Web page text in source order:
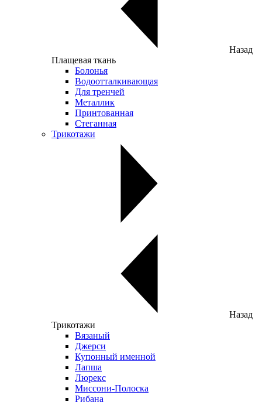
Назад
Плащевая ткань
Болонья
Водоотталкивающая
Для тренчей
Металлик
Принтованная
Стеганная
Трикотажи
Назад
Трикотажи
Вязаный
Джерси
Купонный именной
Лапша
Люрекс
Миссони-Полоска
Рибана